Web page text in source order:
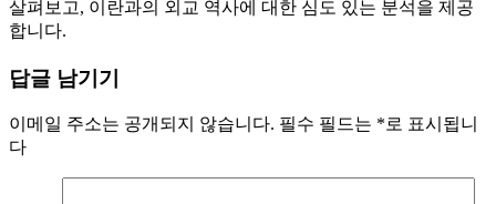
살펴보고, 이란과의 외교 역사에 대한 심도 있는 분석을 제공
합니다.
답글 남기기
이메일 주소는 공개되지 않습니다. 필수 필드는 *로 표시됩니
다